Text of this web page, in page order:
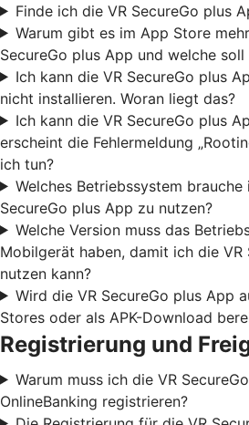
Finde ich die VR SecureGo plus
Warum gibt es im App Store
SecureGo plus App und welche
Ich kann die VR SecureGo plus
nicht installieren. Woran liegt das?
Ich kann die VR SecureGo plus
erscheint die Fehlermeldung
ich tun?
Welches Betriebssystem brauche
SecureGo plus App zu nutzen?
Welche Version muss das
Mobilgerät haben, damit ich die VR
nutzen kann?
Wird die VR SecureGo plus App
Stores oder als APK-Download
Registrierung und
Warum muss ich die VR
OnlineBanking registrieren?